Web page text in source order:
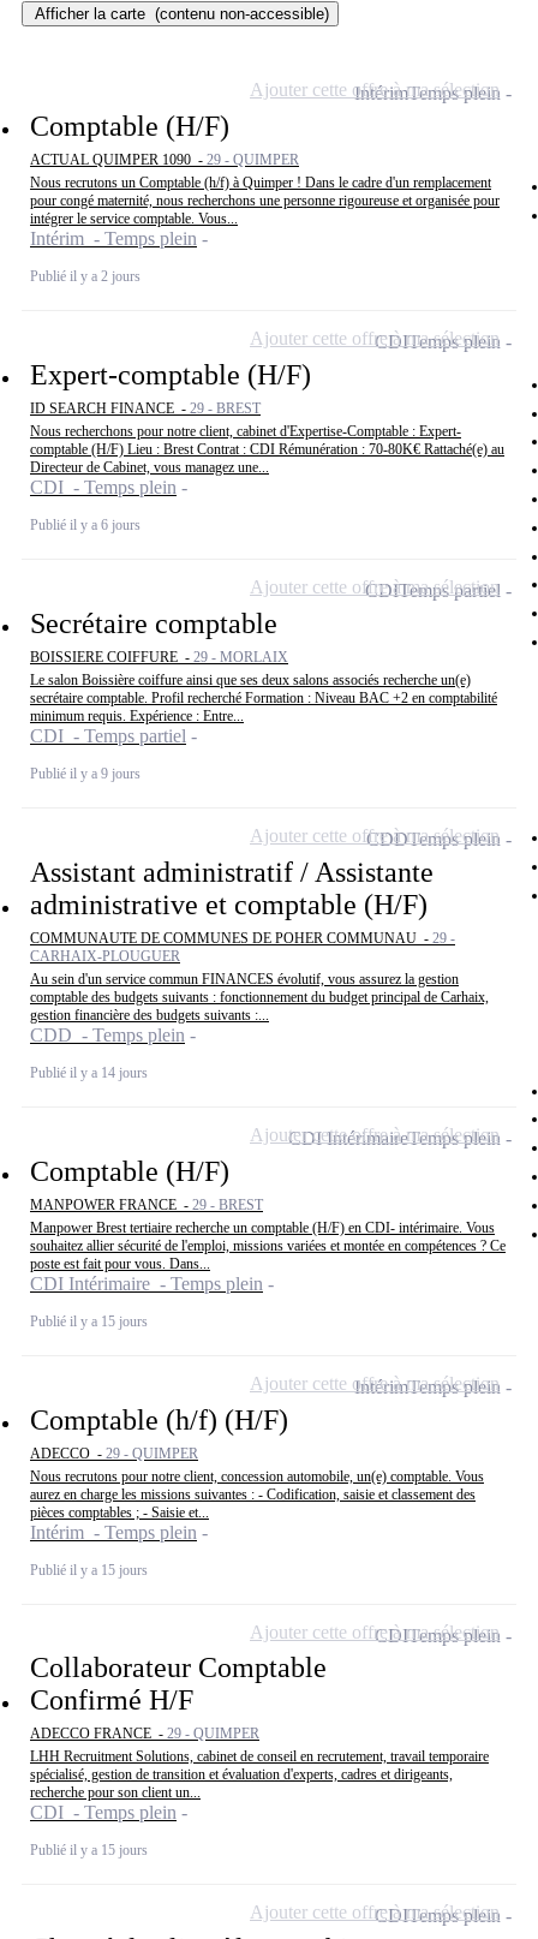
Afficher la carte (contenu non-accessible)
Comptable (H/F)
ACTUAL QUIMPER 1090 - 29 - QUIMPER
Nous recrutons un Comptable (h/f) à Quimper ! Dans le cadre d'un remplacement
pour congé maternité, nous recherchons une personne rigoureuse et organisée pour
intégrer le service comptable. Vous...
Intérim - Temps plein
Publié il y a 2 jours
IntérimTemps plein
Ajouter cette offre à ma sélection
Expert-comptable (H/F)
ID SEARCH FINANCE - 29 - BREST
Nous recherchons pour notre client, cabinet d'Expertise-Comptable : Expert-
comptable (H/F) Lieu : Brest Contrat : CDI Rémunération : 70-80K€ Rattaché(e) au
Directeur de Cabinet, vous managez une...
CDI - Temps plein
Publié il y a 6 jours
CDITemps plein
Ajouter cette offre à ma sélection
Secrétaire comptable
BOISSIERE COIFFURE - 29 - MORLAIX
Le salon Boissière coiffure ainsi que ses deux salons associés recherche un(e)
secrétaire comptable. Profil recherché Formation : Niveau BAC +2 en comptabilité
minimum requis. Expérience : Entre...
CDI - Temps partiel
Publié il y a 9 jours
CDITemps partiel
Ajouter cette offre à ma sélection
Assistant administratif / Assistante
administrative et comptable (H/F)
COMMUNAUTE DE COMMUNES DE POHER COMMUNAU - 29 -
CARHAIX-PLOUGUER
Au sein d'un service commun FINANCES évolutif, vous assurez la gestion
comptable des budgets suivants : fonctionnement du budget principal de Carhaix,
gestion financière des budgets suivants :...
CDD - Temps plein
Publié il y a 14 jours
CDDTemps plein
Ajouter cette offre à ma sélection
Comptable (H/F)
MANPOWER FRANCE - 29 - BREST
Manpower Brest tertiaire recherche un comptable (H/F) en CDI- intérimaire. Vous
souhaitez allier sécurité de l'emploi, missions variées et montée en compétences ? Ce
poste est fait pour vous. Dans...
CDI Intérimaire - Temps plein
Publié il y a 15 jours
CDI IntérimaireTemps plein
Ajouter cette offre à ma sélection
Comptable (h/f) (H/F)
ADECCO - 29 - QUIMPER
Nous recrutons pour notre client, concession automobile, un(e) comptable. Vous
aurez en charge les missions suivantes : - Codification, saisie et classement des
pièces comptables ; - Saisie et...
Intérim - Temps plein
Publié il y a 15 jours
IntérimTemps plein
Ajouter cette offre à ma sélection
Collaborateur Comptable
Confirmé H/F
ADECCO FRANCE - 29 - QUIMPER
LHH Recruitment Solutions, cabinet de conseil en recrutement, travail temporaire
spécialisé, gestion de transition et évaluation d'experts, cadres et dirigeants,
recherche pour son client un...
CDI - Temps plein
Publié il y a 15 jours
CDITemps plein
Ajouter cette offre à ma sélection
CDITemps plein
Ajouter cette offre à ma sélection